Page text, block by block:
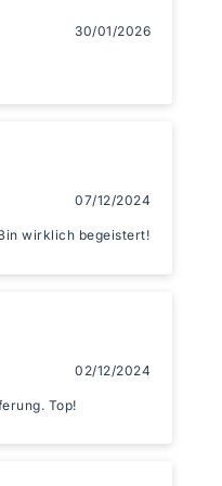
30/01/2026
07/12/2024
wirklich begeistert!
02/12/2024
Top!